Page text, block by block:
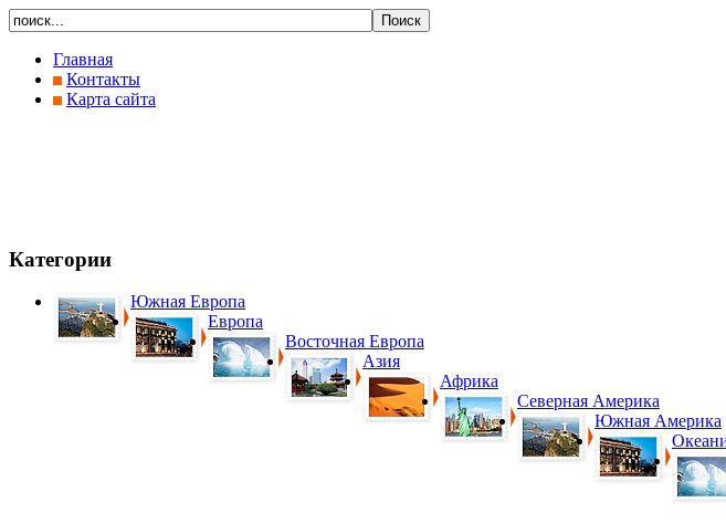
Главная
Контакты
Карта сайта
Категории
Южная Европа
Европа
Восточная Европа
Азия
Африка
Северная Америка
Южная Америка